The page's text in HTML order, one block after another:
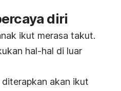
diri
ikut merasa takut.
hal-hal di luar
akan ikut